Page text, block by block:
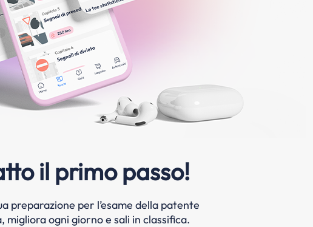
il primo passo!
preparazione per l’esame della patente
migliora ogni giorno e sali in classifica.